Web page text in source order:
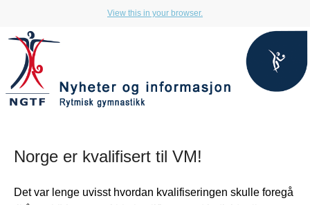
View this in your browser.
Norge er kvalifisert til VM!
Det var lenge uvisst hvordan kvalifiseringen skulle foregå